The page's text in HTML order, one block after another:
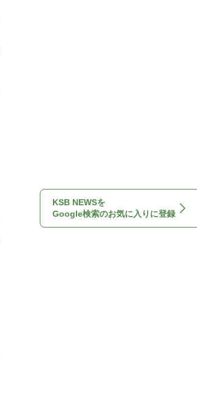
KSB NEWSを
Google検索のお気に入りに登録